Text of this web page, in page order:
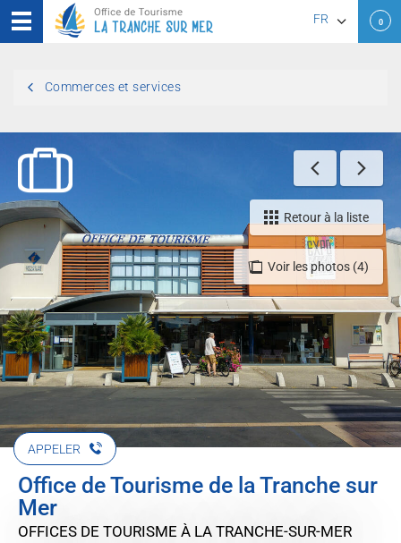
0
FR
Commerces et services
Voir les photos (4)
Retour à la liste
APPELER
Office de Tourisme de la Tranche sur
Mer
OFFICES DE TOURISME À LA TRANCHE-SUR-MER